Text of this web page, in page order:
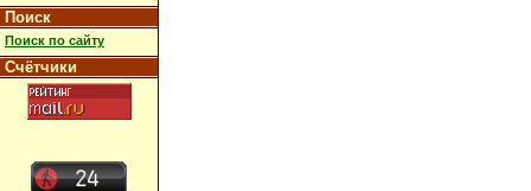
Поиск
Поиск по сайту
Счётчики